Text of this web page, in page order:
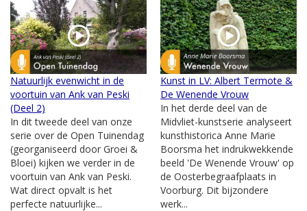
Natuurlijk evenwicht in de
voortuin van Ank van Peski
(Deel 2)
In dit tweede deel van onze
serie over de Open Tuinendag
(georganiseerd door Groei &
Bloei) kijken we verder in de
voortuin van Ank van Peski.
Wat direct opvalt is het
perfecte natuurlijke...
Kunst in LV: Albert Termote &
De Wenende Vrouw
In het derde deel van de
Midvliet-kunstserie analyseert
kunsthistorica Anne Marie
Boorsma het indrukwekkende
beeld 'De Wenende Vrouw' op
de Oosterbegraafplaats in
Voorburg. Dit bijzondere
werk...